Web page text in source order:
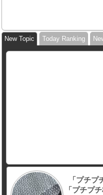
New Topic Today Ranking
「プチプ
「プチプ